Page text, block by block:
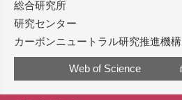
総合研究所
研究センター
カーボンニュートラル研究推進機構
Web of Science